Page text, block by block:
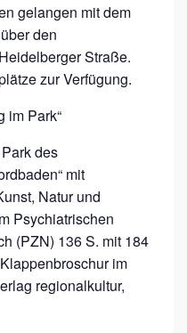
gelangen mit dem
den
Straße.
zur Verfügung.
im Park“
des
mit
Natur und
Psychiatrischen
(PZN) 136 S. mit 184
im
regionalkultur,